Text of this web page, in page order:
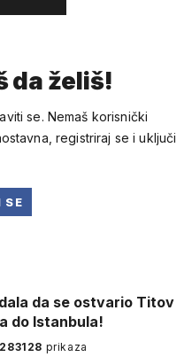
da želiš!
se. Nemaš korisnički
registriraj se i uključi
SE
da se ostvario Titov
do Istanbula!
283128 prikaza